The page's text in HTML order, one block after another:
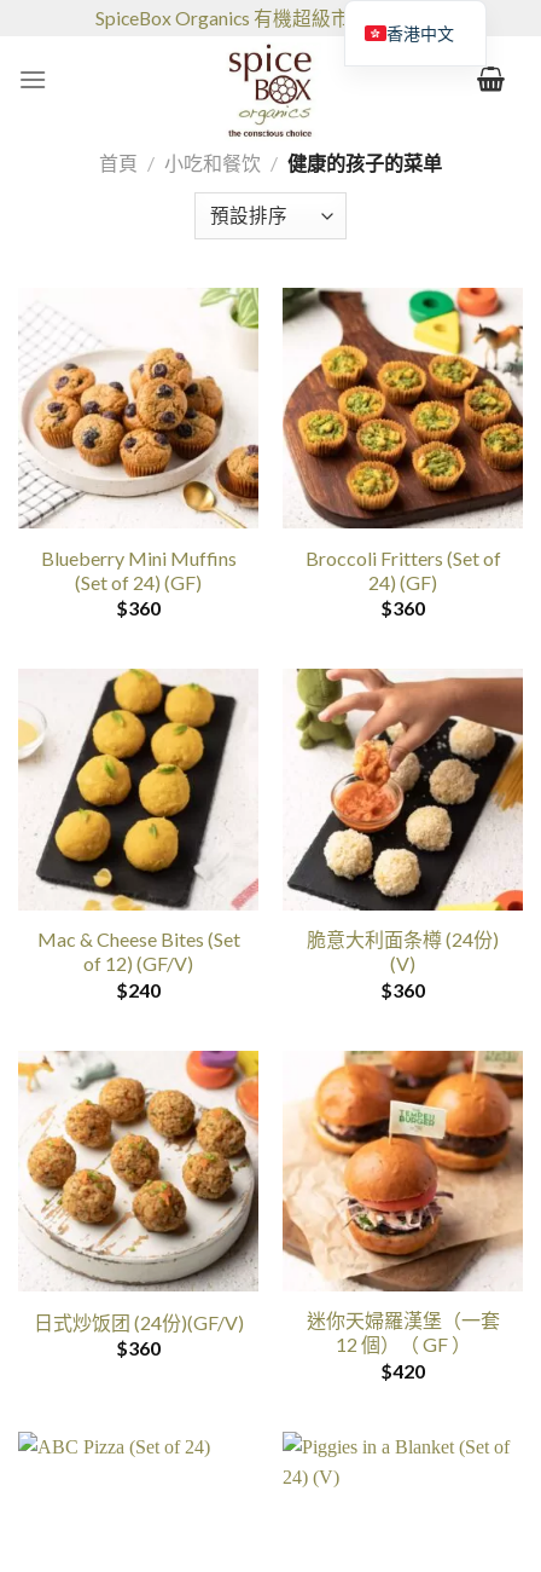
SpiceBox Organics 有機超級市場和咖啡館
首頁 / 小吃和餐饮 / 健康的孩子的菜单
Blueberry Mini Muffins
(Set of 24) (GF)
$360
Broccoli Fritters (Set of
24) (GF)
$360
Mac & Cheese Bites (Set
of 12) (GF/V)
$240
脆意大利面条樽 (24份)
(V)
$360
日式炒饭团 (24份)(GF/V)
$360
迷你天婦羅漢堡（一套
12 個）（ GF ）
$420
香港中文